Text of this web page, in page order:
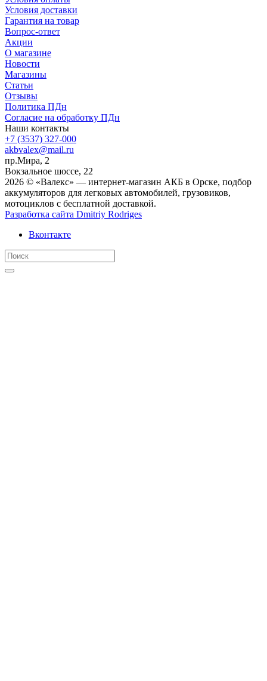
Условия доставки
Гарантия на товар
Вопрос-ответ
Акции
О магазине
Новости
Магазины
Статьи
Отзывы
Политика ПДн
Согласие на обработку ПДн
Наши контакты
+7 (3537) 327-000
akbvalex@mail.ru
пр.Мира, 2
Вокзальное шоссе, 22
2026 © «Валекс» — интернет-магазин АКБ в Орске, подбор
аккумуляторов для легковых автомобилей, грузовиков,
мотоциклов с бесплатной доставкой.
Разработка сайта Dmitriy Rodriges
Вконтакте